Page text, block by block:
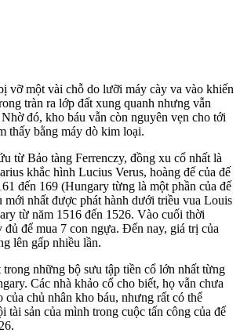
vỡ một vài chỗ do lưỡi máy cày va vào khiến
tràn ra lớp đất xung quanh nhưng vẫn
đó, kho báu vẫn còn nguyên vẹn cho tới
thấy bằng máy dò kim loại.
từ Bảo tàng Ferrenczy, đồng xu cổ nhất là
khắc hình Lucius Verus, hoàng đế của đế
đến 169 (Hungary từng là một phần của đế
nhất được phát hành dưới triều vua Louis
từ năm 1516 đến 1526. Vào cuối thời
đủ để mua 7 con ngựa. Đến nay, giá trị của
lên gấp nhiều lần.
những bộ sưu tập tiền cổ lớn nhất từng
Các nhà khảo cổ cho biết, họ vẫn chưa
của chủ nhân kho báu, nhưng rất có thể
tài sản của mình trong cuộc tấn công của đế